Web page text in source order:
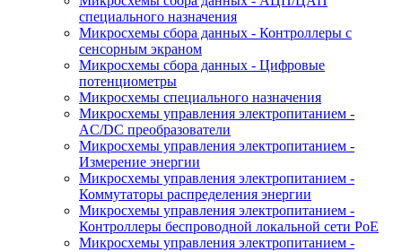
специального назначения
Микросхемы сбора данных - Контроллеры с
сенсорным экраном
Микросхемы сбора данных - Цифровые
потенциометры
Микросхемы специального назначения
Микросхемы управления электропитанием -
AC/DC преобразователи
Микросхемы управления электропитанием -
Измерение энергии
Микросхемы управления электропитанием -
Коммутаторы распределения энергии
Микросхемы управления электропитанием -
Контроллеры беспроводной локальной сети PoE
Микросхемы управления электропитанием -